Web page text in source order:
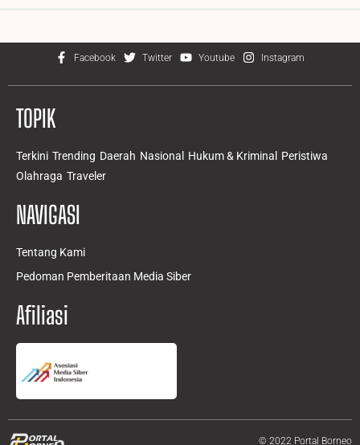
Facebook Twitter Youtube Instagram
TOPIK
Terkini Trending Daerah Nasional Hukum & Kriminal
Peristiwa
Olahraga Traveler
NAVIGASI
Tentang Kami
Pedoman Pemberitaan Media Siber
Afiliasi
© 2022 Portal Borneo